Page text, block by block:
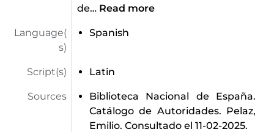
de… Read more
Language(
s)
Spanish
Script(s) Latin
Sources
Biblioteca Nacional de España.
Catálogo de Autoridades. Pelaz,
Emilio. Consultado el 11-02-2025.